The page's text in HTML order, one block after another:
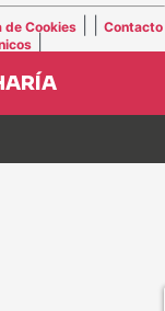
de Cookies Contacto
|